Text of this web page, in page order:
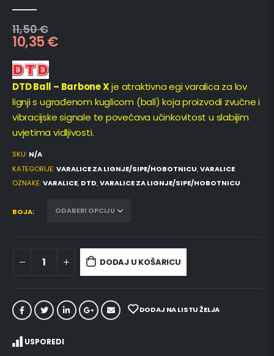
11,50€
10,35€
DTD Ball – Barbone Xje atraktivna egi varalica za lov
lignji s ugrađenom kuglicom (ball) koja proizvodi zvučne i
vibracijske signale te povećava učinkovitost u slabijim
uvjetima vidljivosti.
SKU: N/A
KATEGORIJE:VARALICE ZA LIGNJE/SIPE/HOBOTNICU,VARALICE
OZNAKE:VARALICE, DTD,VARALICE ZA LIGNJE/SIPE/HOBOTNICU
BOJA
DODAJ U KOŠARICU
DODAJ NA LISTU ŽELJA
USPOREDI